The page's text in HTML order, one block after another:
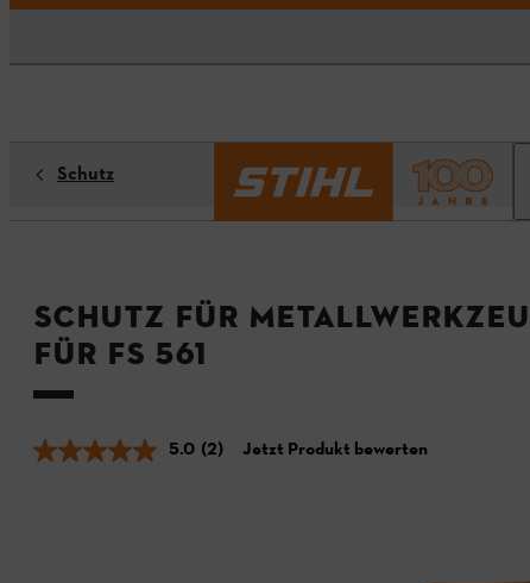
Schutz
Schutz für
für FS 561
5.0 (2) Jetzt Produkt bewerten